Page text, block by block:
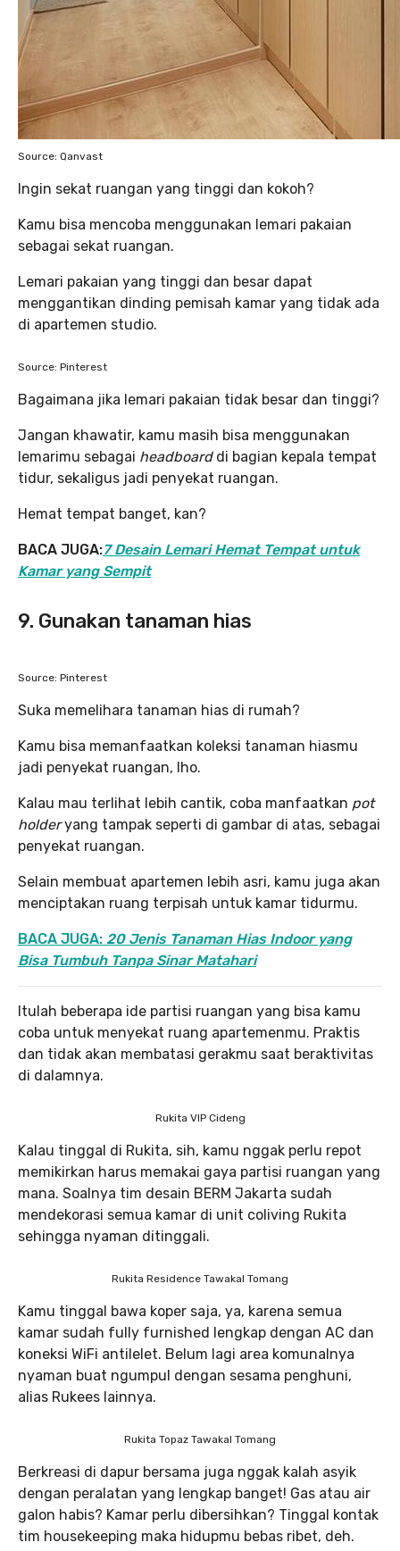
Source: Qanvast
Ingin sekat ruangan yang tinggi dan kokoh?
Kamu bisa mencoba menggunakan lemari pakaian
sebagai sekat ruangan.
Lemari pakaian yang tinggi dan besar dapat
menggantikan dinding pemisah kamar yang tidak ada
di apartemen studio.
Source: Pinterest
Bagaimana jika lemari pakaian tidak besar dan tinggi?
Jangan khawatir, kamu masih bisa menggunakan
lemarimu sebagai headboarddi bagian kepala tempat
tidur, sekaligus jadi penyekat ruangan.
Hemat tempat banget, kan?
BACA JUGA:7 Desain Lemari Hemat Tempat untuk
Kamar yang Sempit
9. Gunakan tanaman hias
Source: Pinterest
Suka memelihara tanaman hias di rumah?
Kamu bisa memanfaatkan koleksi tanaman hiasmu
jadi penyekat ruangan, lho.
Kalau mau terlihat lebih cantik, coba manfaatkan pot
holderyang tampak seperti di gambar di atas, sebagai
penyekat ruangan.
Selain membuat apartemen lebih asri, kamu juga akan
menciptakan ruang terpisah untuk kamar tidurmu.
BACA JUGA: 20 Jenis Tanaman Hias Indoor yang
Bisa Tumbuh Tanpa Sinar Matahari
Itulah beberapa ide partisi ruangan yang bisa kamu
coba untuk menyekat ruang apartemenmu. Praktis
dan tidak akan membatasi gerakmu saat beraktivitas
di dalamnya.
Rukita VIP Cideng
Kalau tinggal di Rukita, sih, kamu nggak perlu repot
memikirkan harus memakai gaya partisi ruangan yang
mana. Soalnya tim desain BERM Jakarta sudah
mendekorasi semua kamar di unit coliving Rukita
sehingga nyaman ditinggali.
Rukita Residence Tawakal Tomang
Kamu tinggal bawa koper saja, ya, karena semua
kamar sudah fully furnished lengkap dengan AC dan
koneksi WiFi antilelet. Belum lagi area komunalnya
nyaman buat ngumpul dengan sesama penghuni,
alias Rukees lainnya.
Rukita Topaz Tawakal Tomang
Berkreasi di dapur bersama juga nggak kalah asyik
dengan peralatan yang lengkap banget! Gas atau air
galon habis? Kamar perlu dibersihkan? Tinggal kontak
tim housekeeping maka hidupmu bebas ribet, deh.